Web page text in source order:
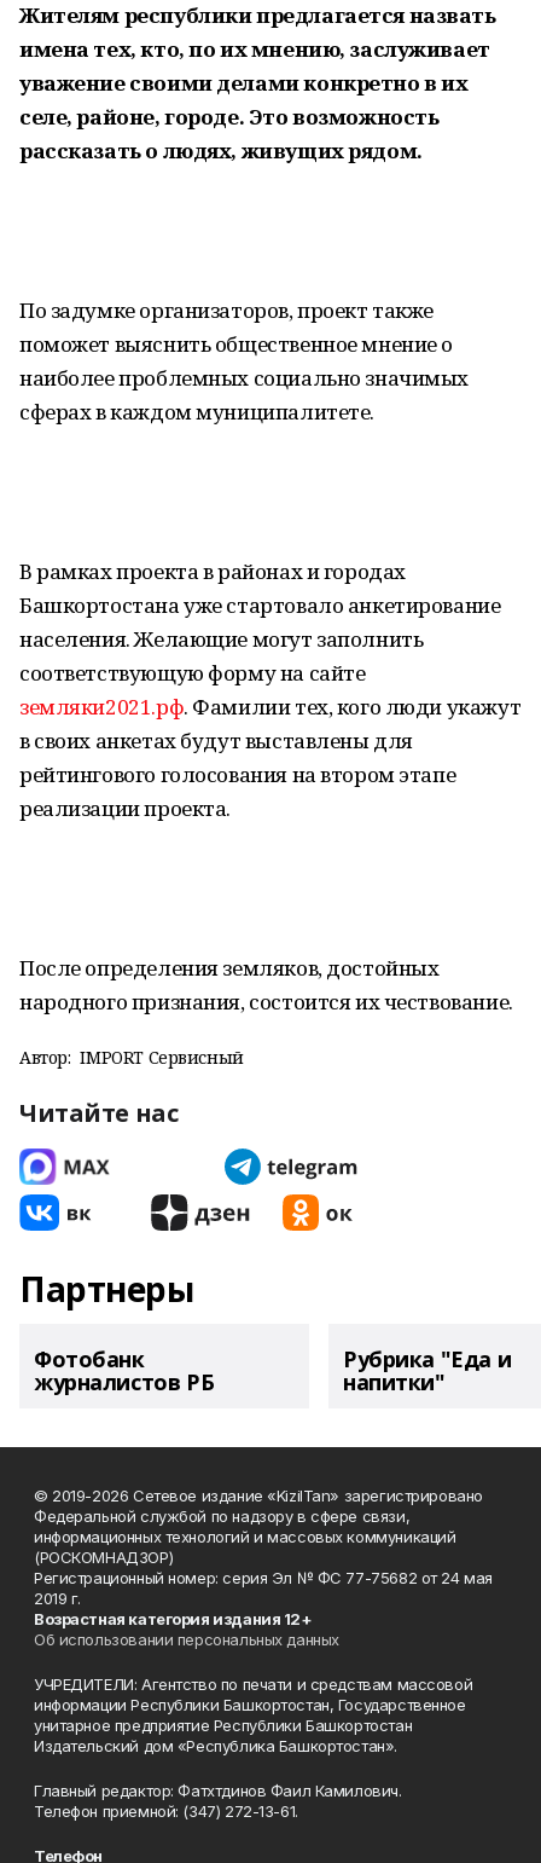
Жителям республики предлагается назвать
имена тех, кто, по их мнению, заслуживает
уважение своими делами конкретно в их
селе, районе, городе. Это возможность
рассказать о людях, живущих рядом.
По задумке организаторов, проект также
поможет выяснить общественное мнение о
наиболее проблемных социально значимых
сферах в каждом муниципалитете.
В рамках проекта в районах и городах
Башкортостана уже стартовало анкетирование
населения. Желающие могут заполнить
соответствующую форму на сайте
земляки2021.рф. Фамилии тех, кого люди укажут
в своих анкетах будут выставлены для
рейтингового голосования на втором этапе
реализации проекта.
После определения земляков, достойных
народного признания, состоится их чествование.
Автор: IMPORT Сервисный
Читайте нас
Партнеры
Фотобанк
журналистов РБ
Рубрика "Еда и
напитки"
© 2019-2026 Сетевое издание «KizilTan» зарегистрировано
Федеральной службой по надзору в сфере связи,
информационных технологий и массовых коммуникаций
(РОСКОМНАДЗОР)
Регистрационный номер: серия Эл № ФС 77-75682 от 24 мая
2019 г.
Возрастная категория издания 12+
Об использовании персональных данных
УЧРЕДИТЕЛИ: Агентство по печати и средствам массовой
информации Республики Башкортостан, Государственное
унитарное предприятие Республики Башкортостан
Издательский дом «Республика Башкортостан».
Главный редактор: Фатхтдинов Фаил Камилович.
Телефон приемной: (347) 272-13-61.
Телефон